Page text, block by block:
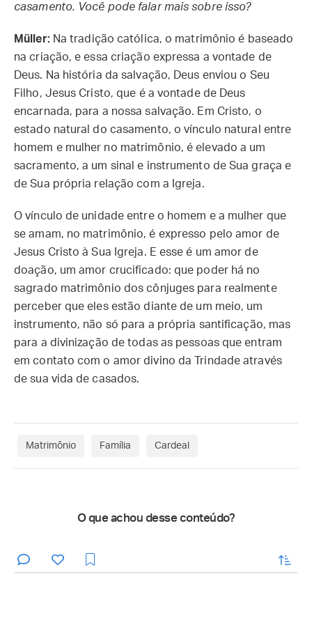
casamento. Você pode falar mais sobre isso?
Müller: Na tradição católica, o matrimônio é baseado
na criação, e essa criação expressa a vontade de
Deus. Na história da salvação, Deus enviou o Seu
Filho, Jesus Cristo, que é a vontade de Deus
encarnada, para a nossa salvação. Em Cristo, o
estado natural do casamento, o vínculo natural entre
homem e mulher no matrimônio, é elevado a um
sacramento, a um sinal e instrumento de Sua graça e
de Sua própria relação com a Igreja.
O vínculo de unidade entre o homem e a mulher que
se amam, no matrimônio, é expresso pelo amor de
Jesus Cristo à Sua Igreja. E esse é um amor de
doação, um amor crucificado: que poder há no
sagrado matrimônio dos cônjuges para realmente
perceber que eles estão diante de um meio, um
instrumento, não só para a própria santificação, mas
para a divinização de todas as pessoas que entram
em contato com o amor divino da Trindade através
de sua vida de casados.
Matrimônio Família Cardeal
O que achou desse conteúdo?
enviar